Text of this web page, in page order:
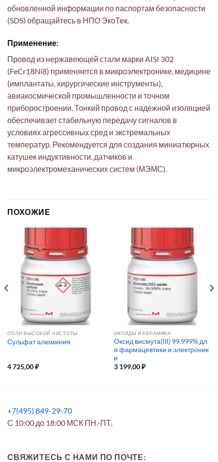
обновленной информации по паспортам безопасности
(SDS) обращайтесь в НПО ЭкоТек.
Применение:
Провод из нержавеющей стали марки AISI 302
(FeCr18Ni8) применяется в микроэлектронике, медицине
(имплантаты, хирургические инструменты),
авиакосмической промышленности и точном
приборостроении. Тонкий провод с надежной изоляцией
обеспечивает стабильную передачу сигналов в
условиях агрессивных сред и экстремальных
температур. Рекомендуется для создания миниатюрных
катушек индуктивности, датчиков и
микроэлектромеханических систем (МЭМС).
ПОХОЖИЕ
СОЛИ ВЫСОКОЙ ЧИСТОТЫ
Сульфат алюминия
4 725,00₽
ОКСИДЫ И КЕРАМИКА
Оксид висмута(III) 99.999% дл
я фармацевтики и электроник
и
3 199,00₽
+7(495) 849-29-70
С 10:00 до 18:00 МСК ПН.-ПТ.
СВЯЖИТЕСЬ С НАМИ ПО ПОЧТЕ: